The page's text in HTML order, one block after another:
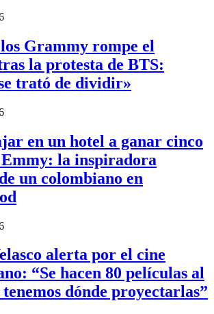
Grammy rompe el
la protesta de BTS:
trató de dividir»
en un hotel a ganar cinco
la inspiradora
un colombiano en
alerta por el cine
“Se hacen 80 películas al
dónde proyectarlas”